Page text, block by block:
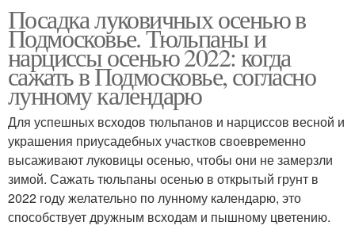
Посадка луковичных осенью в
Подмосковье. Тюльпаны и
нарциссы осенью 2022: когда
сажать в Подмосковье, согласно
лунному календарю
Для успешных всходов тюльпанов и нарциссов весной и
украшения приусадебных участков своевременно
высаживают луковицы осенью, чтобы они не замерзли
зимой. Сажать тюльпаны осенью в открытый грунт в
2022 году желательно по лунному календарю, это
способствует дружным всходам и пышному цветению.